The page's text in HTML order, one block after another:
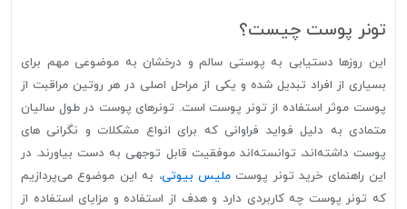
تونر پوست چیست؟
این روزها دستیابی به پوستی سالم و درخشان به موضوعی مهم برای
بسیاری از افراد تبدیل شده و یکی از مراحل اصلی در هر روتین مراقبت از
پوست موثر استفاده از تونر پوست است. تونرهای پوست در طول سالیان
متمادی به دلیل فواید فراوانی که برای انواع مشکلات و نگرانی های
پوست داشته‌اند، توانسته‌اند موفقیت قابل توجهی به دست بیاورند. در
این راهنمای خرید تونر پوست ملیس بیوتی، به این موضوع می‌پردازیم
که تونر پوست چه کاربردی دارد و هدف از استفاده و مزایای استفاده از